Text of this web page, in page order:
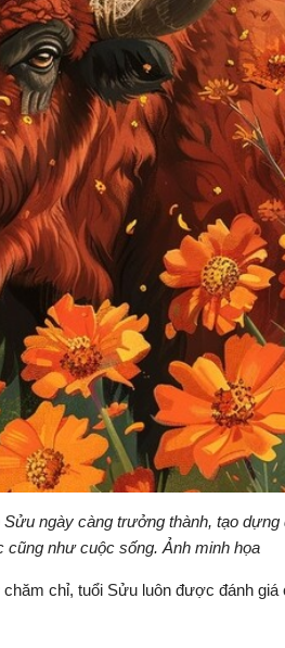
ngày càng trưởng thành, tạo
cũng như cuộc sống. Ảnh minh họa
chỉ, tuổi Sửu luôn được đánh